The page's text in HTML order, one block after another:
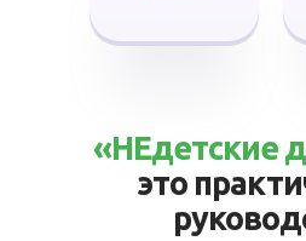
«НЕдетские
это